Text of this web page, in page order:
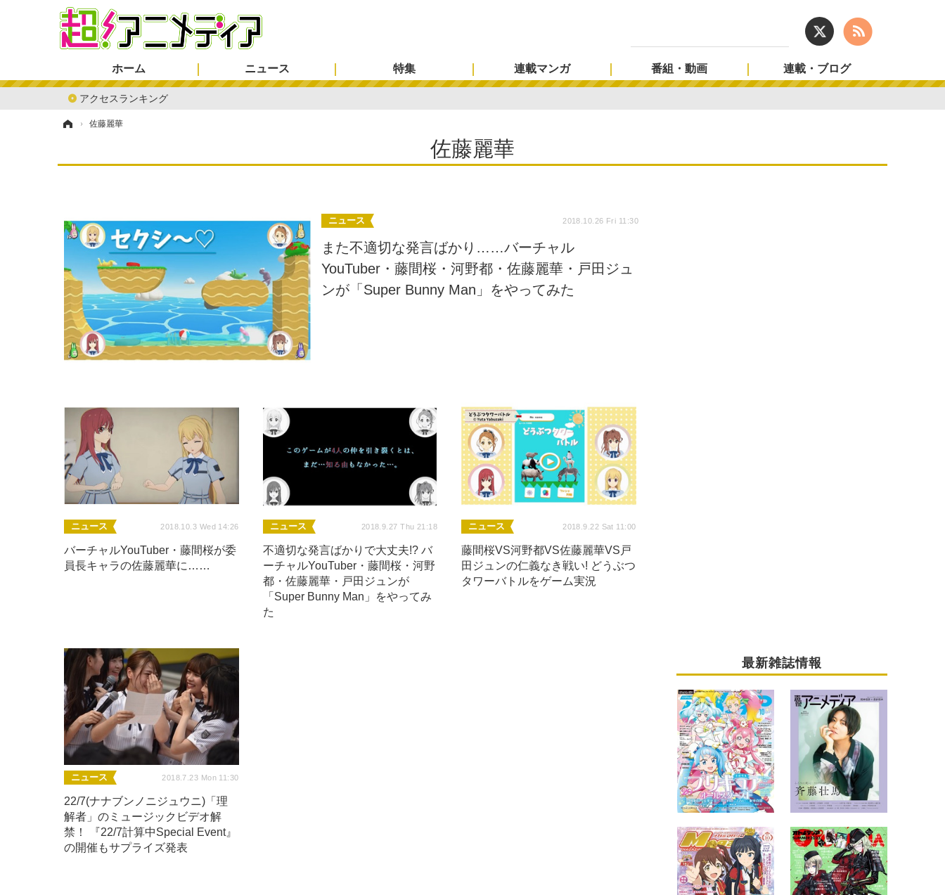
ホーム
アクセスランキング
ニュース 特集 連載マンガ 番組・動画 連載・ブログ
› 佐藤麗華
佐藤麗華
ニュース 2018.10.26 Fri 11:30
また不適切な発言ばかり……バーチャル
YouTuber・藤間桜・河野都・佐藤麗華・戸田ジュ
ンが「Super Bunny Man」をやってみた
ニュース 2018.10.3 Wed 14:26
バーチャルYouTuber・藤間桜が委
員長キャラの佐藤麗華に……
ニュース 2018.9.27 Thu 21:18
不適切な発言ばかりで大丈夫!? バ
ーチャルYouTuber・藤間桜・河野
都・佐藤麗華・戸田ジュンが
「Super Bunny Man」をやってみ
た
ニュース 2018.9.22 Sat 11:00
藤間桜VS河野都VS佐藤麗華VS戸
田ジュンの仁義なき戦い! どうぶつ
タワーバトルをゲーム実況
ニュース 2018.7.23 Mon 11:30
22/7(ナナブンノニジュウニ)「理
解者」のミュージックビデオ解
禁！ 『22/7計算中Special Event』
の開催もサプライズ発表
最新雑誌情報